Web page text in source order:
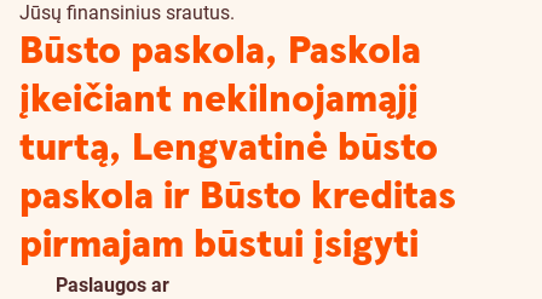
Jūsų finansinius srautus.
Būsto paskola, Paskola
įkeičiant nekilnojamąjį
turtą, Lengvatinė būsto
paskola ir Būsto kreditas
pirmajam būstui įsigyti
Paslaugos ar